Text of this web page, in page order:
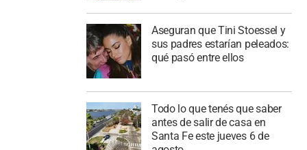
Aseguran que Tini Stoessel y
sus padres estarían peleados:
qué pasó entre ellos
Todo lo que tenés que saber
antes de salir de casa en
Santa Fe este jueves 6 de